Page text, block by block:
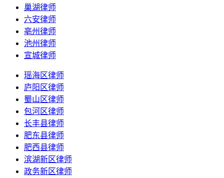
巢湖律师
六安律师
亳州律师
池州律师
宣城律师
瑶海区律师
庐阳区律师
蜀山区律师
包河区律师
长丰县律师
肥东县律师
肥西县律师
滨湖新区律师
政务新区律师